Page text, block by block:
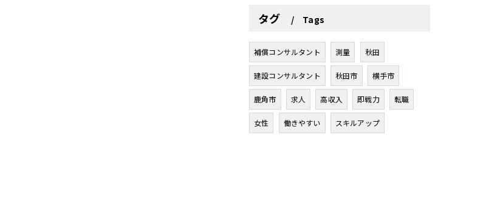
タグ Tags
補償コンサルタント 測量 秋田
建設コンサルタント 秋田市 横手市
鹿角市 求人 高収入 即戦力 転職
女性 働きやすい スキルアップ